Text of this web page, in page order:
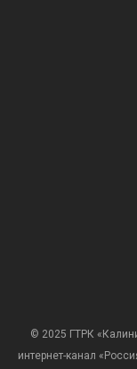
© 2025 ГТРК
интернет-канал